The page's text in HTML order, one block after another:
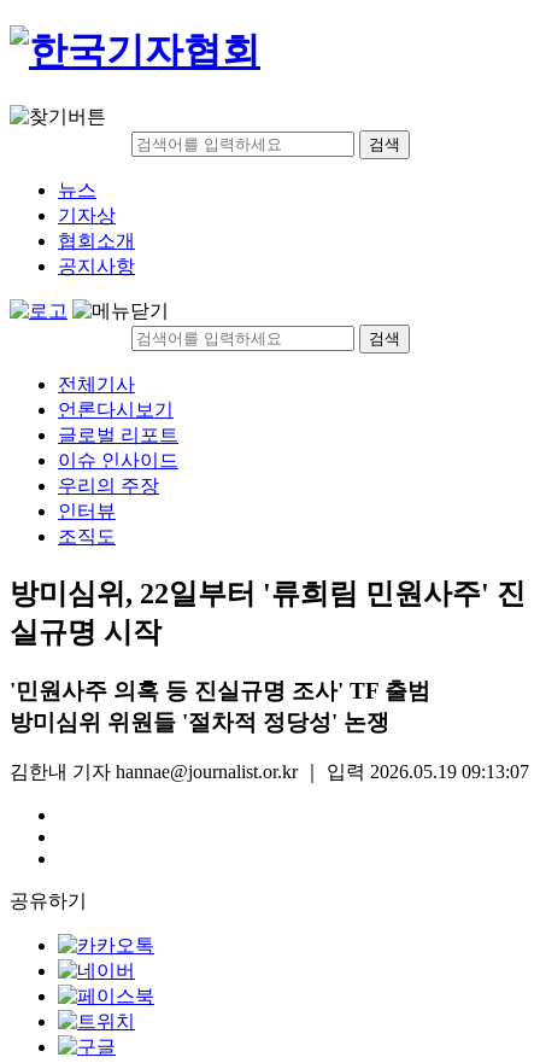
검색
뉴스
기자상
협회소개
공지사항
검색
전체기사
언론다시보기
글로벌 리포트
이슈 인사이드
우리의 주장
인터뷰
조직도
방미심위, 22일부터 '류희림 민원사주' 진
실규명 시작
'민원사주 의혹 등 진실규명 조사' TF 출범
방미심위 위원들 '절차적 정당성' 논쟁
김한내 기자 hannae@journalist.or.kr 입력 2026.05.19 09:13:07
공유하기